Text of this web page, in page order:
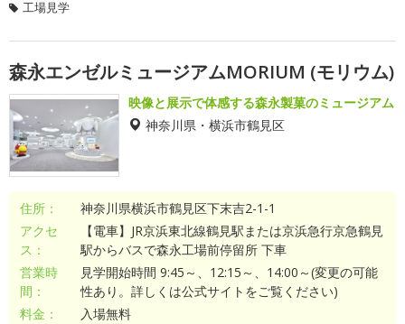
工場見学
森永エンゼルミュージアムMORIUM (モリウム)
映像と展示で体感する森永製菓のミュージアム
神奈川県・横浜市鶴見区
住所：
神奈川県横浜市鶴見区下末吉2-1-1
アクセ
ス：
【電車】JR京浜東北線鶴見駅または京浜急行京急鶴見
駅からバスで森永工場前停留所 下車
営業時
間：
見学開始時間 9:45～、12:15～、14:00～(変更の可能
性あり。詳しくは公式サイトをご覧ください)
料金：
入場無料